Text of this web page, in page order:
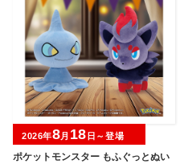
ポケットモンスター もふぐっとぬい
2026年8月 18 日～登場